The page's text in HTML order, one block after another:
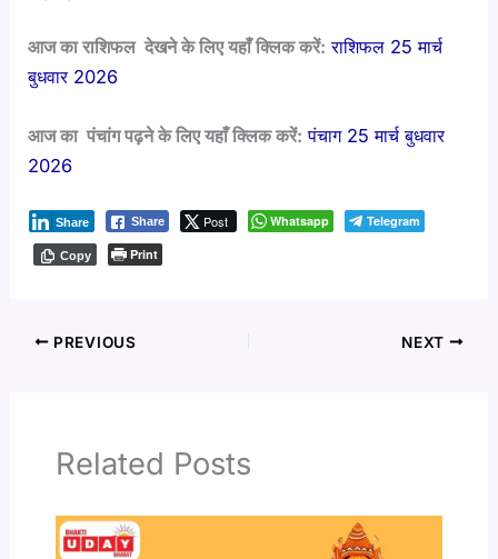
आज का राशिफल देखने के लिए यहाँ क्लिक करें: राशिफल 25 मार्च
बुधवार 2026
आज का पंचांग पढ़ने के लिए यहाँ क्लिक करें: पंचाग 25 मार्च बुधवार
2026
Share Post
Share Whatsapp Telegram
Copy Print
PREVIOUS NEXT
Related Posts